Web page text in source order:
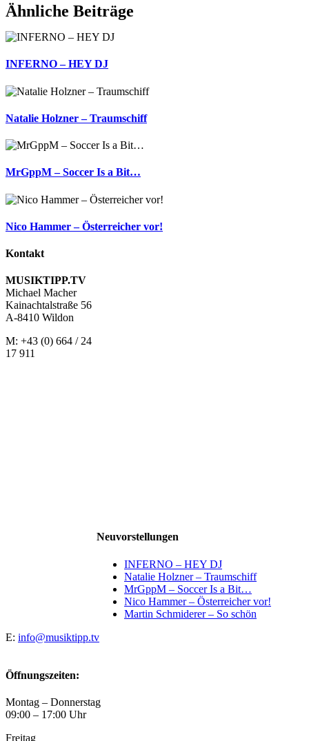
Facebook
X
Reddit
LinkedIn
WhatsApp
Telegram
Tumblr
Pinterest
Vk
Xing
E-
Mail
Ähnliche Beiträge
INFERNO – HEY DJ
Natalie Holzner – Traumschiff
MrGppM – Soccer Is a Bit…
Nico Hammer – Österreicher vor!
Neuvorstellungen
INFERNO – HEY DJ
Natalie Holzner – Traumschiff
MrGppM – Soccer Is a Bit…
Nico Hammer – Österreicher vor!
Martin Schmiderer – So schön
Kontakt
MUSIKTIPP.TV
Michael Macher
Kainachtalstraße 56
A-8410 Wildon
M: +43 (0) 664 / 24
17 911
E: info@musiktipp.tv
Öffnungszeiten:
Montag – Donnerstag
09:00 – 17:00 Uhr
Freitag